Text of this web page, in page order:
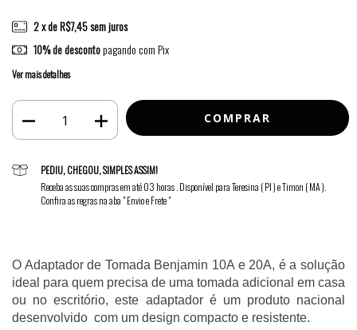
2x deR$7,45sem juros
10% de descontopagando com Pix
Ver mais detalhes
PEDIU, CHEGOU, SIMPLES ASSIM!
Receba as suas compras em até 03 horas . Disponível para Teresina ( PI ) e Timon ( MA ).
Confira as regras na aba " Envio e Frete "
O Adaptador de Tomada Benjamin 10A e 20A, é a solução
ideal para quem precisa de uma tomada adicional em casa
ou no escritório, este adaptador é um produto nacional
desenvolvido  com um design compacto e resistente.